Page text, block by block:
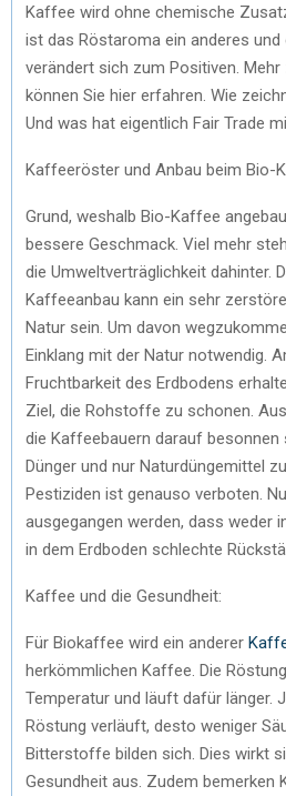
Kaffee wird ohne chemische
ist das Röstaroma ein anderes und
verändert sich zum Positiven. Mehr
können Sie hier erfahren. Wie
Und was hat eigentlich Fair Trade
Kaffeeröster und Anbau beim Bio-
Grund, weshalb Bio-Kaffee
bessere Geschmack. Viel mehr
die Umweltverträglichkeit dahinter.
Kaffeeanbau kann ein sehr
Natur sein. Um davon
Einklang mit der Natur notwendig.
Fruchtbarkeit des Erdbodens
Ziel, die Rohstoffe zu schonen.
die Kaffeebauern darauf besonnen
Dünger und nur Naturdüngemittel
Pestiziden ist genauso verboten.
ausgegangen werden, dass weder
in dem Erdboden schlechte
Kaffee und die Gesundheit:
Für Biokaffee wird ein anderer
herkömmlichen Kaffee. Die
Temperatur und läuft dafür länger.
Röstung verläuft, desto weniger
Bitterstoffe bilden sich. Dies wirkt
Gesundheit aus. Zudem bemerken